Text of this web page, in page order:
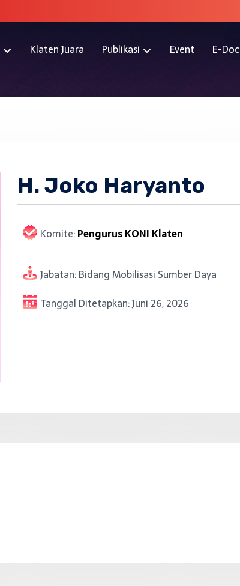
Klaten Juara Publikasi Event E-Doc
H. Joko Haryanto
Komite: Pengurus KONI Klaten
Jabatan:Bidang Mobilisasi Sumber Daya
Tanggal Ditetapkan:Juni 26, 2026